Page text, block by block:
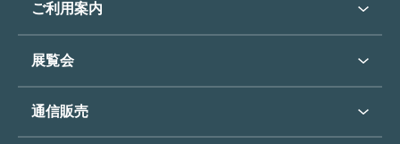
ご利用案内
ご利用案内トップ
開館時間・休館日
展覧会
展覧会・イベントトップ
通信販売